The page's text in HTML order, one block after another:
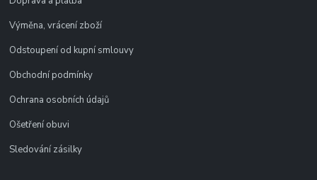
Výměna, vrácení zboží
Odstoupení od kupní smlouvy
Obchodní podmínky
Ochrana osobních údajů
Ošetření obuvi
Sledování zásilky